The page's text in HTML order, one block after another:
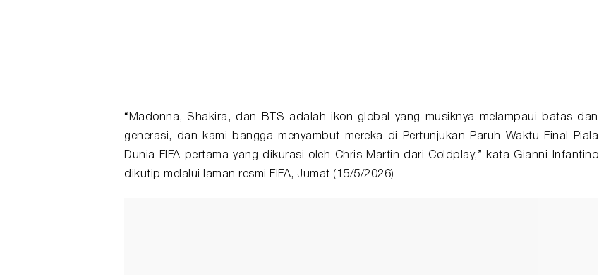
“Madonna, Shakira, dan BTS adalah ikon global yang musiknya melampaui batas dan
generasi, dan kami bangga menyambut mereka di Pertunjukan Paruh Waktu Final Piala
Dunia FIFA pertama yang dikurasi oleh Chris Martin dari Coldplay,” kata Gianni Infantino
dikutip melalui laman resmi FIFA, Jumat (15/5/2026)